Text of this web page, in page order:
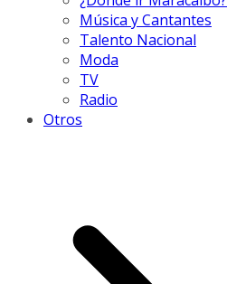
Música y Cantantes
Talento Nacional
Moda
TV
Radio
Otros